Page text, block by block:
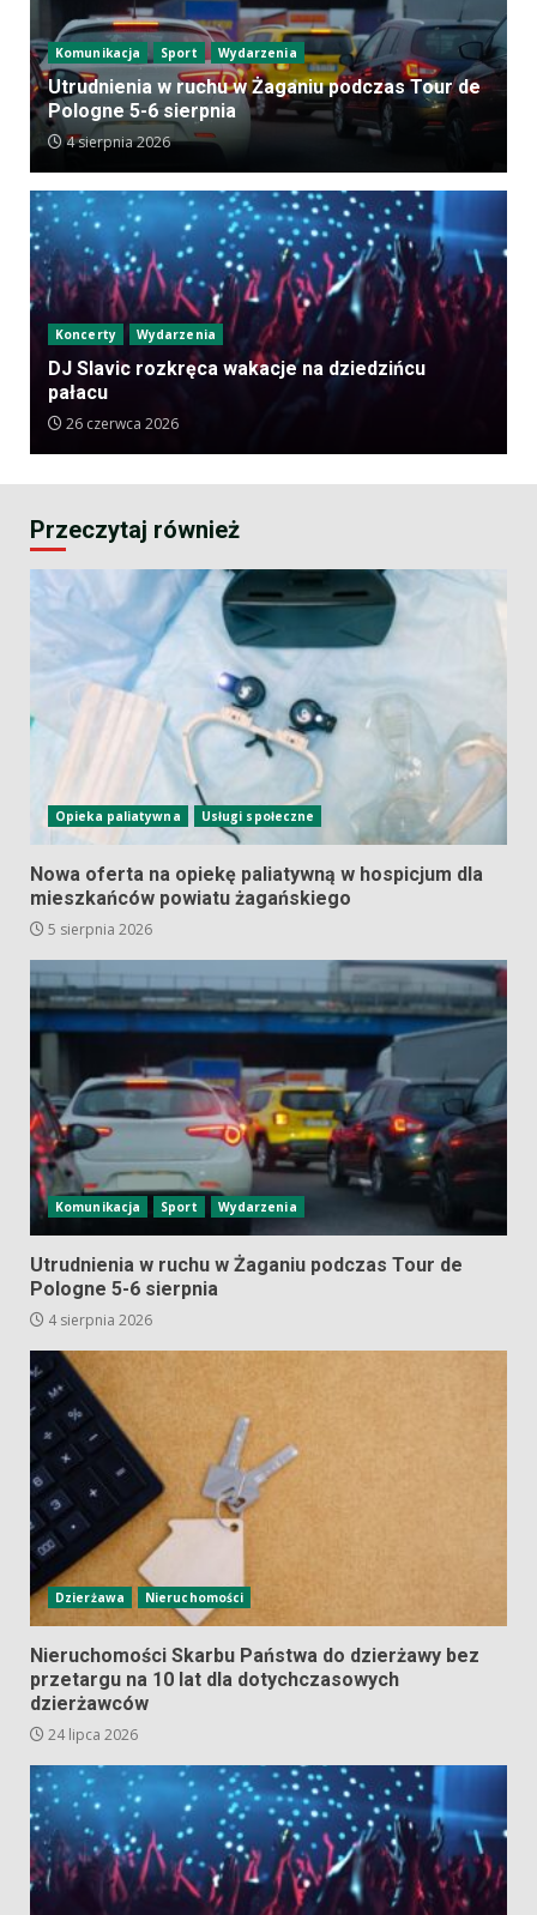
Komunikacja Sport Wydarzenia
Utrudnienia w ruchu w Żaganiu podczas Tour de
Pologne 5-6 sierpnia
4 sierpnia 2026
Koncerty Wydarzenia
DJ Slavic rozkręca wakacje na dziedzińcu
pałacu
26 czerwca 2026
Przeczytaj również
Opieka paliatywna Usługi społeczne
Nowa oferta na opiekę paliatywną w hospicjum dla
mieszkańców powiatu żagańskiego
5 sierpnia 2026
Komunikacja Sport Wydarzenia
Utrudnienia w ruchu w Żaganiu podczas Tour de
Pologne 5-6 sierpnia
4 sierpnia 2026
Dzierżawa Nieruchomości
Nieruchomości Skarbu Państwa do dzierżawy bez
przetargu na 10 lat dla dotychczasowych
dzierżawców
24 lipca 2026